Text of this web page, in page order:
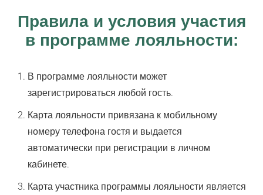
Правила и условия участия
в программе лояльности:
В программе лояльности может
зарегистрироваться любой гость.
Карта лояльности привязана к мобильному
номеру телефона гостя и выдается
автоматически при регистрации в личном
кабинете.
Карта участника программы лояльности является